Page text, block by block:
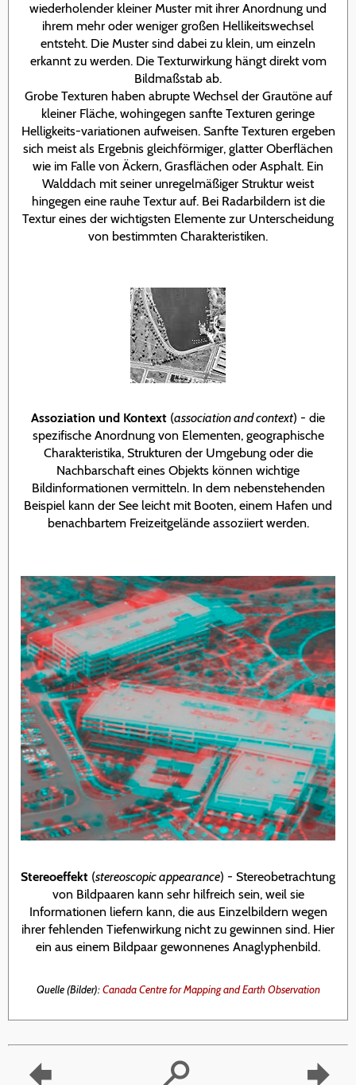
wiederholender kleiner Muster mit ihrer Anordnung und
ihrem mehr oder weniger großen Hellikeitswechsel
entsteht. Die Muster sind dabei zu klein, um einzeln
erkannt zu werden. Die Texturwirkung hängt direkt vom
Bildmaßstab ab.
Grobe Texturen haben abrupte Wechsel der Grautöne auf
kleiner Fläche, wohingegen sanfte Texturen geringe
Helligkeits-variationen aufweisen. Sanfte Texturen ergeben
sich meist als Ergebnis gleichförmiger, glatter Oberflächen
wie im Falle von Äckern, Grasflächen oder Asphalt. Ein
Walddach mit seiner unregelmäßiger Struktur weist
hingegen eine rauhe Textur auf. Bei Radarbildern ist die
Textur eines der wichtigsten Elemente zur Unterscheidung
von bestimmten Charakteristiken.
Assoziation und Kontext (association and context) - die
spezifische Anordnung von Elementen, geographische
Charakteristika, Strukturen der Umgebung oder die
Nachbarschaft eines Objekts können wichtige
Bildinformationen vermitteln. In dem nebenstehenden
Beispiel kann der See leicht mit Booten, einem Hafen und
benachbartem Freizeitgelände assoziiert werden.
Stereoeffekt (stereoscopic appearance) - Stereobetrachtung
von Bildpaaren kann sehr hilfreich sein, weil sie
Informationen liefern kann, die aus Einzelbildern wegen
ihrer fehlenden Tiefenwirkung nicht zu gewinnen sind. Hier
ein aus einem Bildpaar gewonnenes Anaglyphenbild.
Quelle (Bilder):Canada Centre for Mapping and Earth Observation